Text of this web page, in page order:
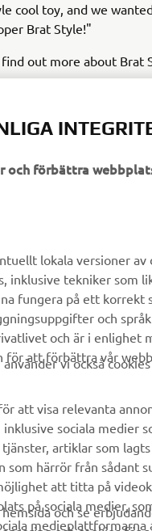
cool toy, and we
Brat Style!"
find out more about Brat
för
Yamaha Music
Yamaha Racing
Yamaha Motor
Mobilappar
och förbättra
lokala versioner
inklusive tekniker som
fungera på ett
och
och är i
för att förbättra vår
vi också
att visa relevanta
sociala medier
artiklar som
som härrör från sådant
att titta på
på sociala medier,
och se